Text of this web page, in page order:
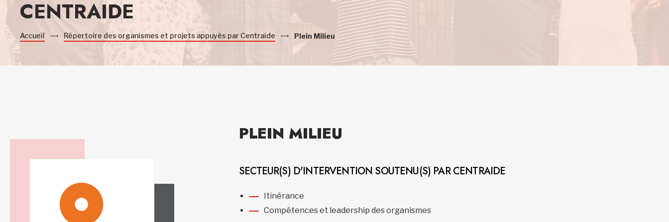
CENTRAIDE
Accueil Répertoire des organismes et projets appuyés par Centraide Plein Milieu
PLEIN MILIEU
SECTEUR(S) D'INTERVENTION SOUTENU(S) PAR CENTRAIDE
Itinérance
Compétences et leadership des organismes